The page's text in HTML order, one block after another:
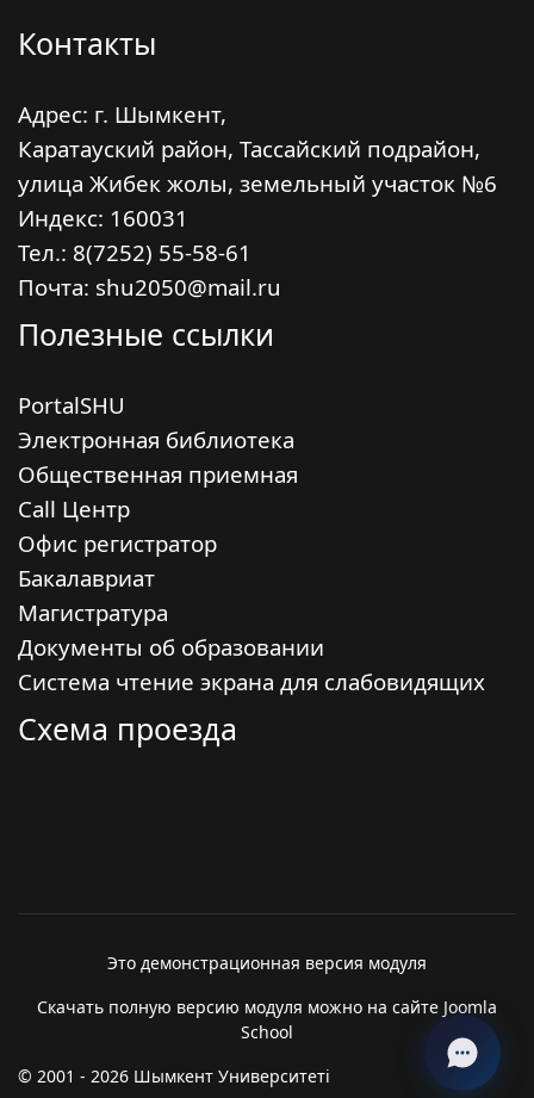
Контакты
Адрес: г. Шымкент,
Каратауский район, Тассайский подрайон,
улица Жибек жолы, земельный участок №6
Индекс: 160031
Тел.: 8(7252) 55-58-61
Почта: shu2050@mail.ru
Полезные ссылки
PortalSHU
Электронная библиотека
Общественная приемная
Call Центр
Офис регистратор
Бакалавриат
Магистратура
Документы об образовании
Система чтение экрана для слабовидящих
Схема проезда
Это демонстрационная версия модуля
Скачать полную версию модуля можно на сайте Joomla
School
© 2001 - 2026 Шымкент Университеті